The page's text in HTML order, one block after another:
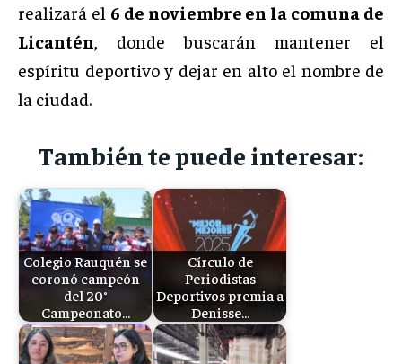
realizará el 6 de noviembre en la comuna de
Licantén, donde buscarán mantener el
espíritu deportivo y dejar en alto el nombre de
la ciudad.
También te puede interesar:
Colegio Rauquén se
coronó campeón
del 20°
Campeonato…
Círculo de
Periodistas
Deportivos premia a
Denisse…